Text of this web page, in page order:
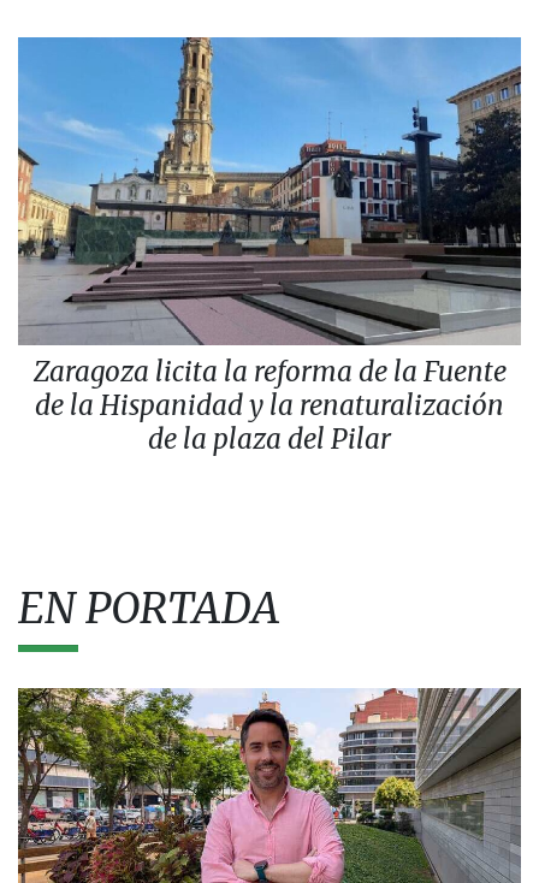
Zaragoza licita la reforma de la Fuente
de la Hispanidad y la renaturalización
de la plaza del Pilar
EN PORTADA